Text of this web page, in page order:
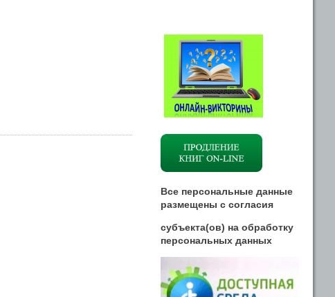
Все персональные данные
размещены с согласия
субъекта(ов) на обработку
персональных данных